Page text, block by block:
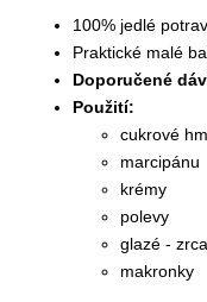
100% jedlé
Praktické malé
Doporučené
Použití:
cukrové
marcipánu
krémy
polevy
glazé -
makronky